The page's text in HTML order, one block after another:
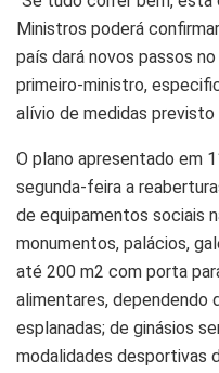
Ministros poderá
país dará novos passos
primeiro-ministro,
alívio de medidas previsto
O plano apresentado em
segunda-feira a
de equipamentos sociais
monumentos, palácios,
até 200 m2 com porta
alimentares, dependendo
esplanadas; de ginásios
modalidades desportivas